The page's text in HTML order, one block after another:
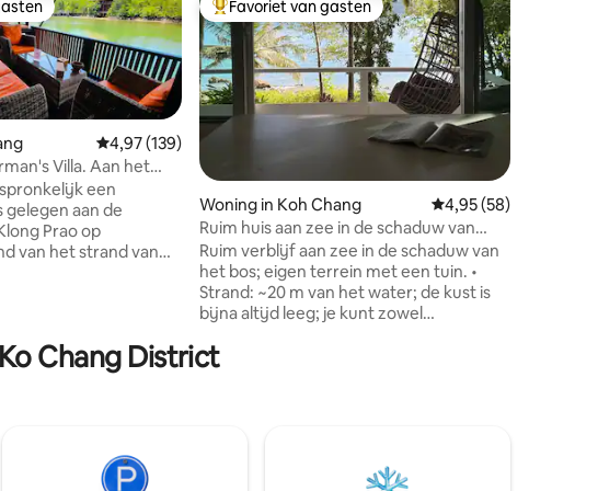
uit 5, 34 recensies
Gemiddelde beoordeling van 4,97 uit 5, 139 recensies
4,97 (139)
Villa. Aan het
een
gelegen aan de
Prao op
van het strand van
voor iedereen die
van het
Topfavoriet van gasten
Favoriet van gasten
Woning in Koh Chang Gemiddelde
4,95 (58)
Ruim huis aan zee in de schaduw van
bomen
Ruim verblijf aan zee in de schaduw van
het bos; eigen terrein met een tuin. •
Strand: ~20 m van het water; de kust is
bijna altijd leeg; je kunt zowel
zien • 84 m²: de gehele 1e verdieping;
balkonterras • 400 m² land: tuin, ~33 m²
verduisteringsgordijnen, kussens met
Chang District